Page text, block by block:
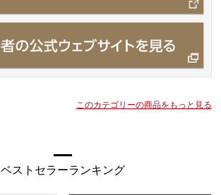
このカテゴリーの商品をもっと見る
ベストセラーランキング